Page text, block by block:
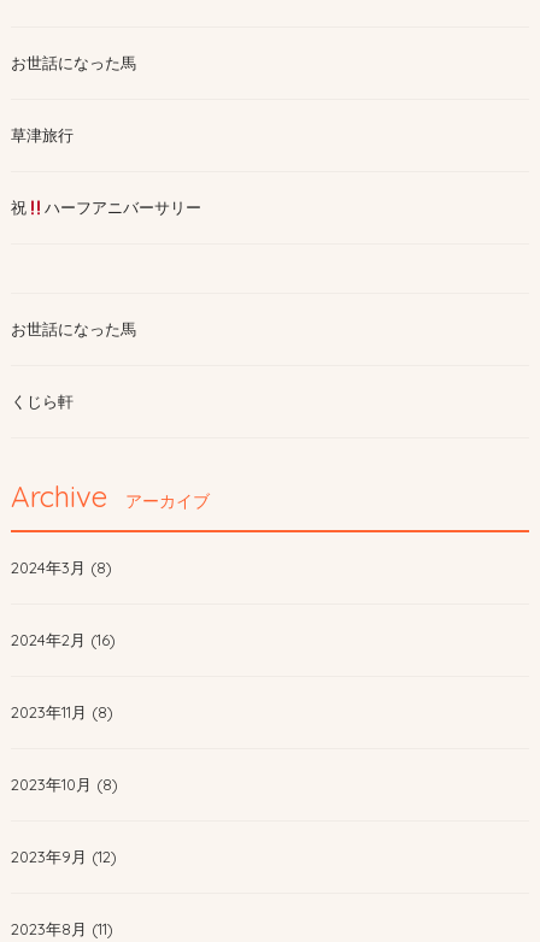
お世話になった馬
草津旅行
祝 ハーフアニバーサリー
お世話になった馬
くじら軒
Archive アーカイブ
2024年3月 (8)
2024年2月 (16)
2023年11月 (8)
2023年10月 (8)
2023年9月 (12)
2023年8月 (11)